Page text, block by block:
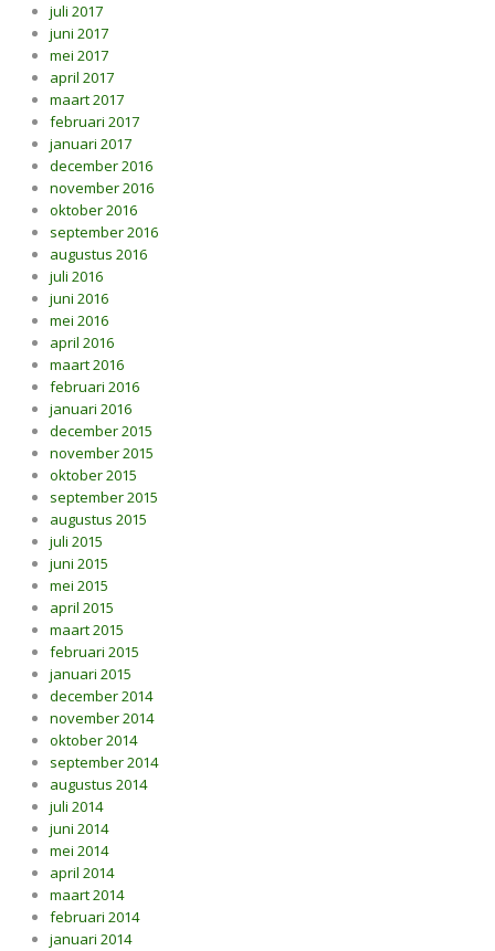
juli 2017
juni 2017
mei 2017
april 2017
maart 2017
februari 2017
januari 2017
december 2016
november 2016
oktober 2016
september 2016
augustus 2016
juli 2016
juni 2016
mei 2016
april 2016
maart 2016
februari 2016
januari 2016
december 2015
november 2015
oktober 2015
september 2015
augustus 2015
juli 2015
juni 2015
mei 2015
april 2015
maart 2015
februari 2015
januari 2015
december 2014
november 2014
oktober 2014
september 2014
augustus 2014
juli 2014
juni 2014
mei 2014
april 2014
maart 2014
februari 2014
januari 2014